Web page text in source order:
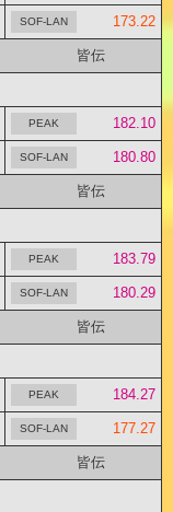
173.22
皆伝
182.10
180.80
皆伝
183.79
180.29
皆伝
184.27
177.27
皆伝